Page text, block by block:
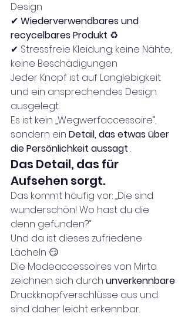
Design
✔ Wiederverwendbares und
recycelbares Produkt ♻️
✔ Stressfreie Kleidung: keine Nähte,
keine Beschädigungen
Jeder Knopf ist auf Langlebigkeit
und ein ansprechendes Design
ausgelegt.
Es ist kein „Wegwerfaccessoire“,
sondern ein Detail, das etwas über
die Persönlichkeit aussagt .
Das Detail, das für
Aufsehen sorgt.
Das kommt häufig vor: „Die sind
wunderschön! Wo hast du die
denn gefunden?“
Und da ist dieses zufriedene
Lächeln 😏
Die Modeaccessoires von Mirta
zeichnen sich durch unverkennbare
Druckknopfverschlüsse aus und
sind daher leicht erkennbar.